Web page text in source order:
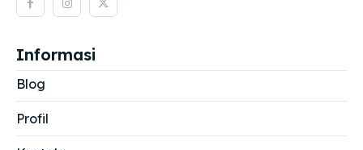
Informasi
Blog
Profil